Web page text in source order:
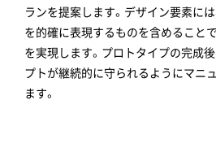
ランを提案します。デザイン要素に
を的確に表現するものを含めること
を実現します。プロトタイプの完成
プトが継続的に守られるようにマニ
ます。